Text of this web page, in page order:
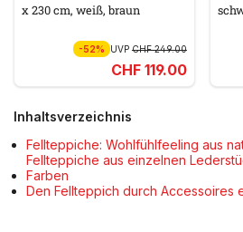
x 230 cm, weiß, braun
-52% UVP CHF 249.00
CHF 119.00
Inhaltsverzeichnis
Fellteppiche: Wohlfühlfeeling aus
Fellteppiche aus einzelnen
Farben
Den Fellteppich durch Accessoires